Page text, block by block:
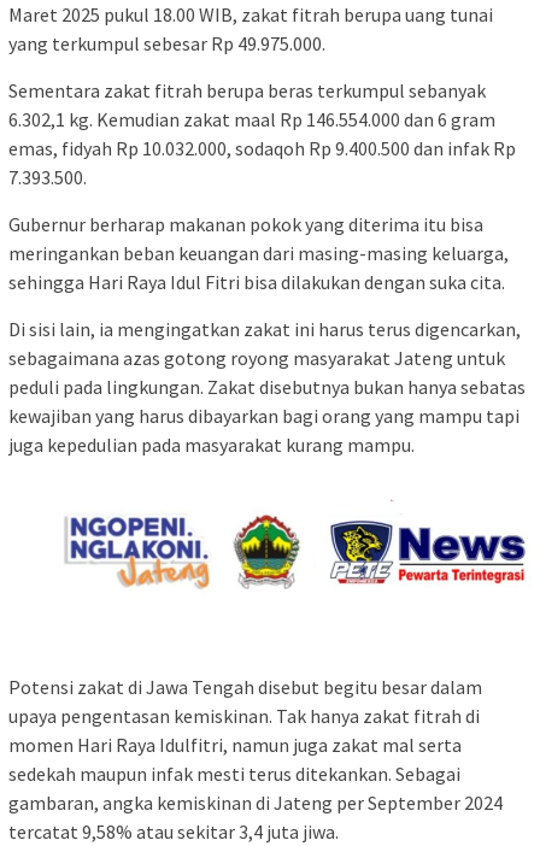
Maret 2025 pukul 18.00 WIB, zakat fitrah berupa uang tunai
yang terkumpul sebesar Rp 49.975.000.
Sementara zakat fitrah berupa beras terkumpul sebanyak
6.302,1 kg. Kemudian zakat maal Rp 146.554.000 dan 6 gram
emas, fidyah Rp 10.032.000, sodaqoh Rp 9.400.500 dan infak Rp
7.393.500.
Gubernur berharap makanan pokok yang diterima itu bisa
meringankan beban keuangan dari masing-masing keluarga,
sehingga Hari Raya Idul Fitri bisa dilakukan dengan suka cita.
Di sisi lain, ia mengingatkan zakat ini harus terus digencarkan,
sebagaimana azas gotong royong masyarakat Jateng untuk
peduli pada lingkungan. Zakat disebutnya bukan hanya sebatas
kewajiban yang harus dibayarkan bagi orang yang mampu tapi
juga kepedulian pada masyarakat kurang mampu.
Potensi zakat di Jawa Tengah disebut begitu besar dalam
upaya pengentasan kemiskinan. Tak hanya zakat fitrah di
momen Hari Raya Idulfitri, namun juga zakat mal serta
sedekah maupun infak mesti terus ditekankan. Sebagai
gambaran, angka kemiskinan di Jateng per September 2024
tercatat 9,58% atau sekitar 3,4 juta jiwa.